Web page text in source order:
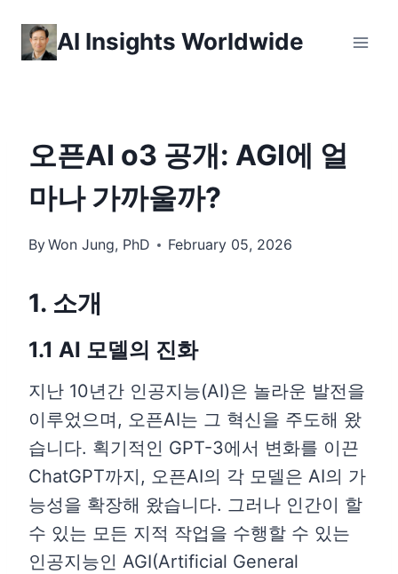
AI Insights Worldwide
오픈AI o3 공개: AGI에 얼
마나 가까울까?
ByWon Jung, PhD February 05, 2026
1. 소개
1.1 AI 모델의 진화
지난 10년간 인공지능(AI)은 놀라운 발전을
이루었으며, 오픈AI는 그 혁신을 주도해 왔
습니다. 획기적인 GPT-3에서 변화를 이끈
ChatGPT까지, 오픈AI의 각 모델은 AI의 가
능성을 확장해 왔습니다. 그러나 인간이 할
수 있는 모든 지적 작업을 수행할 수 있는
인공지능인 AGI(Artificial General